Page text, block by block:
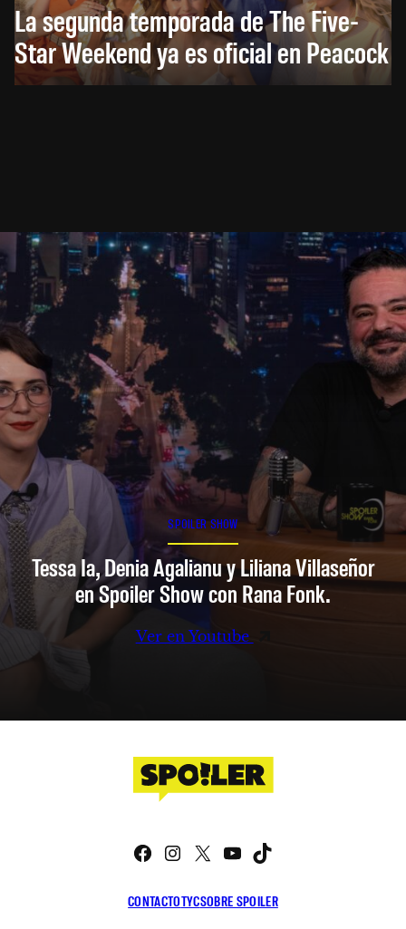
La segunda temporada de The Five-
Star Weekend ya es oficial en Peacock
SPOILER SHOW
Tessa Ia, Denia Agalianu y Liliana Villaseñor
en Spoiler Show con Rana Fonk.
Ver en Youtube
CONTACTOTYCSOBRE SPOILER
Facebook
Instagram
X YouTube